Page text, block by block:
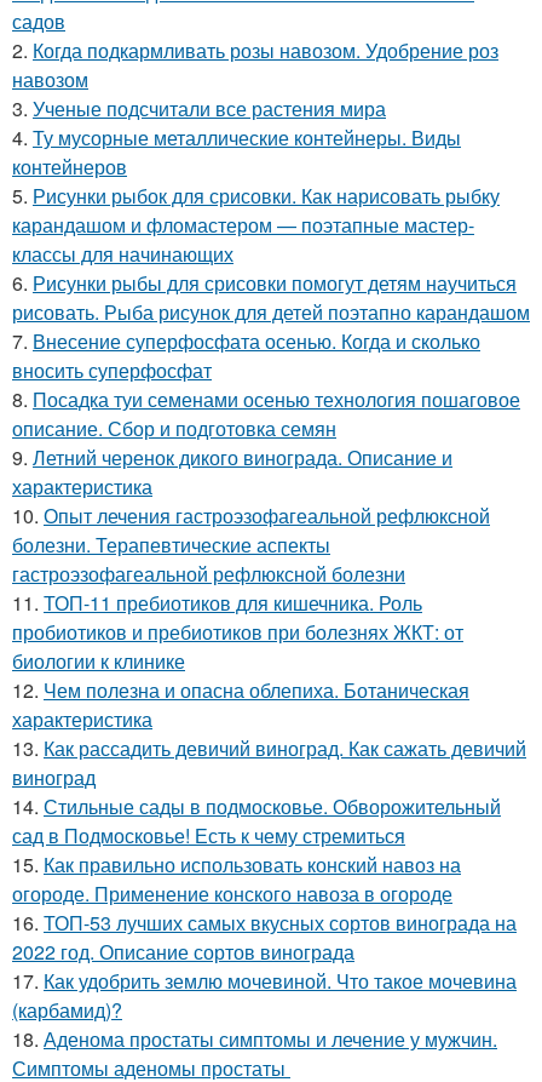
садов
2. Когда подкармливать розы навозом. Удобрение роз
навозом
3. Ученые подсчитали все растения мира
4. Ту мусорные металлические контейнеры. Виды
контейнеров
5. Рисунки рыбок для срисовки. Как нарисовать рыбку
карандашом и фломастером — поэтапные мастер-
классы для начинающих
6. Рисунки рыбы для срисовки помогут детям научиться
рисовать. Рыба рисунок для детей поэтапно карандашом
7. Внесение суперфосфата осенью. Когда и сколько
вносить суперфосфат
8. Посадка туи семенами осенью технология пошаговое
описание. Сбор и подготовка семян
9. Летний черенок дикого винограда. Описание и
характеристика
10. Опыт лечения гастроэзофагеальной рефлюксной
болезни. Терапевтические аспекты
гастроэзофагеальной рефлюксной болезни
11. ТОП-11 пребиотиков для кишечника. Роль
пробиотиков и пребиотиков при болезнях ЖКТ: от
биологии к клинике
12. Чем полезна и опасна облепиха. Ботаническая
характеристика
13. Как рассадить девичий виноград. Как сажать девичий
виноград
14. Стильные сады в подмосковье. Обворожительный
сад в Подмосковье! Есть к чему стремиться
15. Как правильно использовать конский навоз на
огороде. Применение конского навоза в огороде
16. ТОП-53 лучших самых вкусных сортов винограда на
2022 год. Описание сортов винограда
17. Как удобрить землю мочевиной. Что такое мочевина
(карбамид)?
18. Аденома простаты симптомы и лечение у мужчин.
Симптомы аденомы простаты